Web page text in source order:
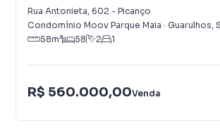
Rua Antonieta, 602 - Picanço
Condomínio Moov Parque Maia · Guarulhos,
58m² 58 2 1
R$ 560.000,00Venda